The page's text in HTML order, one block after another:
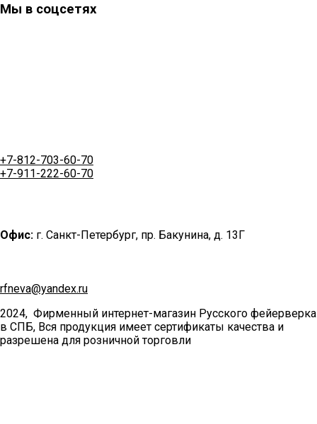
Мы в соцсетях
+7-812-703-60-70
+7-911-222-60-70
Офис: г. Санкт-Петербург, пр. Бакунина, д. 13Г
rfneva@yandex.ru
2024, Фирменный интернет-магазин Русского фейерверка
в СПБ, Вся продукция имеет сертификаты качества и
разрешена для розничной торговли